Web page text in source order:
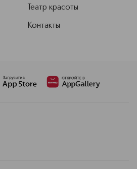
Театр красоты
Контакты